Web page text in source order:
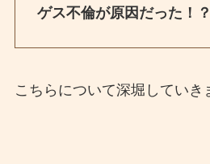
ゲス不倫が原因だった！？
こちらについて深堀していき